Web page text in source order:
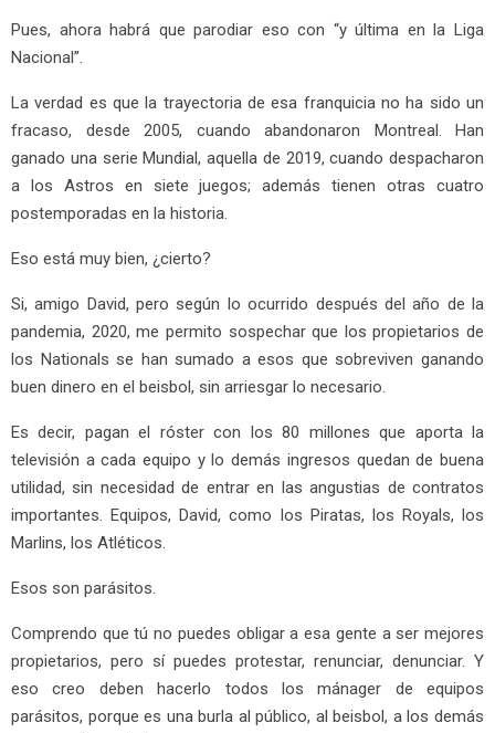
Pues, ahora habrá que parodiar eso con “y última en la Liga
Nacional”.
La verdad es que la trayectoria de esa franquicia no ha sido un
fracaso, desde 2005, cuando abandonaron Montreal. Han
ganado una serie Mundial, aquella de 2019, cuando despacharon
a los Astros en siete juegos; además tienen otras cuatro
postemporadas en la historia.
Eso está muy bien, ¿cierto?
Si, amigo David, pero según lo ocurrido después del año de la
pandemia, 2020, me permito sospechar que los propietarios de
los Nationals se han sumado a esos que sobreviven ganando
buen dinero en el beisbol, sin arriesgar lo necesario.
Es decir, pagan el róster con los 80 millones que aporta la
televisión a cada equipo y lo demás ingresos quedan de buena
utilidad, sin necesidad de entrar en las angustias de contratos
importantes. Equipos, David, como los Piratas, los Royals, los
Marlins, los Atléticos.
Esos son parásitos.
Comprendo que tú no puedes obligar a esa gente a ser mejores
propietarios, pero sí puedes protestar, renunciar, denunciar. Y
eso creo deben hacerlo todos los mánager de equipos
parásitos, porque es una burla al público, al beisbol, a los demás